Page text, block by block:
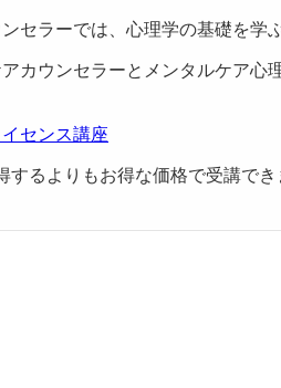
セラーでは、心理学の基礎を学
カウンセラーとメンタルケア心
センス講座
するよりもお得な価格で受講で